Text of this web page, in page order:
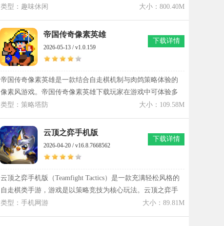
面对不同的英雄、技能和宝物组合，很难出现完全一样的对
局体验。选技大乱斗手机版没有复杂的养成流程，进入对局
后更考验临场判断和阵容搭配，技能选择稍有变化，后续的
发展方向就可能完全不同。八名玩家同场竞技，每回合都会
有人晋级、有人淘汰，节奏紧凑又不会显得压抑，短时间内
就能完成一局对战。游戏里的英雄各有特点，不同流派之间
也能碰撞出不少有趣打法，无论追求高爆发还是稳扎稳打，
都需要玩家根据当前局势灵活调整思路
大小：800.40M
类型：趣味休闲
帝国传奇像素英雄
2026-05-13 / v1.0.159
帝国传奇像素英雄是一款结合自走棋机制与肉鸽策略体验的
像素风游戏。帝国传奇像素英雄下载玩家在游戏中可体验多
文明体系带来的差异化战术选择，包括罗马、中世纪法兰西
以及神话中国等阵营，每个阵营都具备独特单位与成长路
线，使玩家在帝国传奇像素英雄的每一局对战都能够呈现不
同的战力风格走向。帝国传奇像素英雄的像素画风营造出复
古战场氛围，配合随机事件与英雄招募机制，让帝国传奇像
素英雄的策略深度与可玩空间不断延展，使整体节奏在战斗
与发展之间形成自然衔接。
大小：109.58M
类型：策略塔防
下载详情
云顶之弈手机版
2026-04-20 / v16.8.7668562
云顶之弈手机版（Teamfight Tactics）是一款充满轻松风格的
自走棋类手游，游戏是以策略竞技为核心玩法。云顶之弈手
机版下载安装好后，玩家在游戏里需要在八人对局中去进行
阵容构建和资源运营，然后逐步地提升自己的战力。最主要
大小：89.81M
类型：手机网游
下载详情